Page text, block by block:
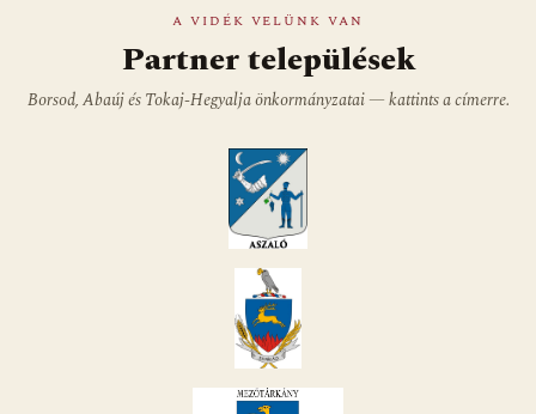
A VIDÉK VELÜNK VAN
Partner települések
Borsod, Abaúj és Tokaj-Hegyalja önkormányzatai — kattints a címerre.